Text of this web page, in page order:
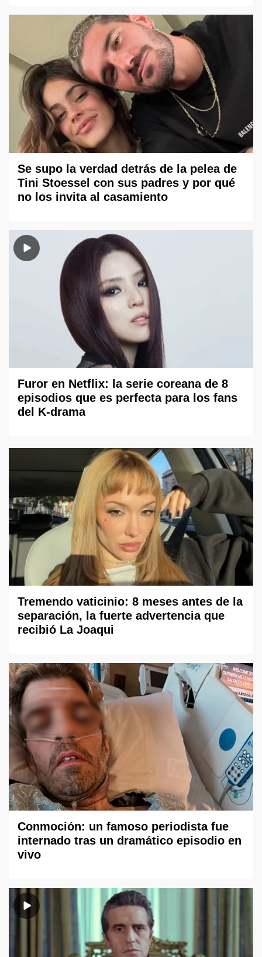
Se supo la verdad detrás de la pelea de
Tini Stoessel con sus padres y por qué
no los invita al casamiento
Furor en Netflix: la serie coreana de 8
episodios que es perfecta para los fans
del K-drama
Tremendo vaticinio: 8 meses antes de la
separación, la fuerte advertencia que
recibió La Joaqui
Conmoción: un famoso periodista fue
internado tras un dramático episodio en
vivo